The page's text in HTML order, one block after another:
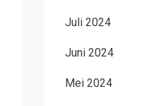
Juli 2024
Juni 2024
Mei 2024